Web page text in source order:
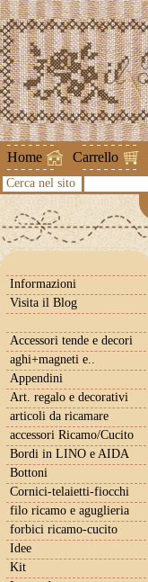
Home Carrello
Cerca nel sito
Informazioni
Visita il Blog
Accessori tende e decori
aghi+magneti e..
Appendini
Art. regalo e decorativi
articoli da ricamare
accessori Ricamo/Cucito
Bordi in LINO e AIDA
Bottoni
Cornici-telaietti-fiocchi
filo ricamo e aguglieria
forbici ricamo-cucito
Idee
Kit